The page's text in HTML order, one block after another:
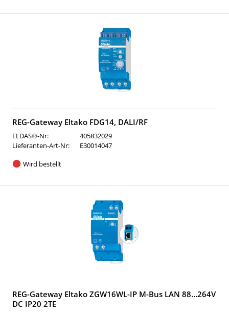
REG-Gateway Eltako FDG14, DALI/RF
ELDAS®-Nr:
405832029
Lieferanten-Art-Nr:
E30014047
Wird bestellt
REG-Gateway Eltako ZGW16WL-IP M-Bus LAN 88…264V
DC IP20 2TE